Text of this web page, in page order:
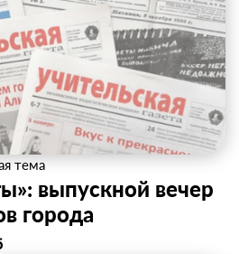
тема
выпускной вечер
города